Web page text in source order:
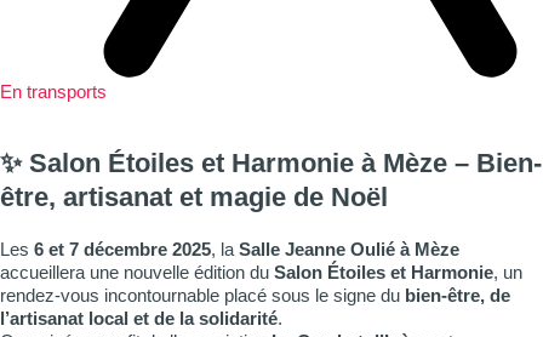
En transports
✨ Salon Étoiles et Harmonie à Mèze – Bien-
être, artisanat et magie de Noël
Les 6 et 7 décembre 2025, la Salle Jeanne Oulié à Mèze
accueillera une nouvelle édition du Salon Étoiles et Harmonie, un
rendez-vous incontournable placé sous le signe du bien-être, de
l’artisanat local et de la solidarité.